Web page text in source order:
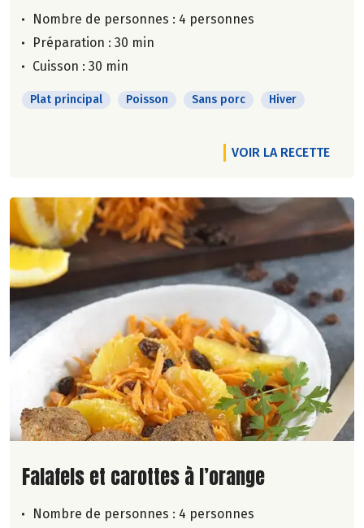
Nombre de personnes : 4 personnes
Préparation : 30 min
Cuisson : 30 min
Plat principal Poisson Sans porc Hiver
VOIR LA RECETTE
Lire la suite de la recette
Falafels et carottes à l’orange
Nombre de personnes : 4 personnes